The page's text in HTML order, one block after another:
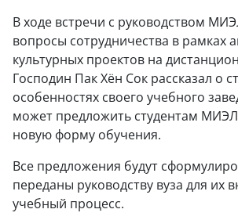
В ходе встречи с руководством
вопросы сотрудничества в рамках
культурных проектов на
Господин Пак Хён Сок рассказал о
особенностях своего учебного
может предложить студентам
новую форму обучения.
Все предложения будут
переданы руководству вуза для их
учебный процесс.